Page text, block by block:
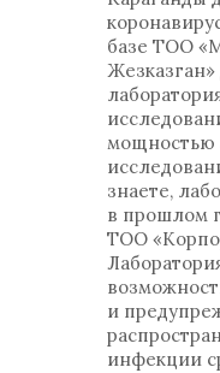
базе ТОО
Жезказган»
мощностью
знаете,
в прошлом
ТОО
и
инфекции